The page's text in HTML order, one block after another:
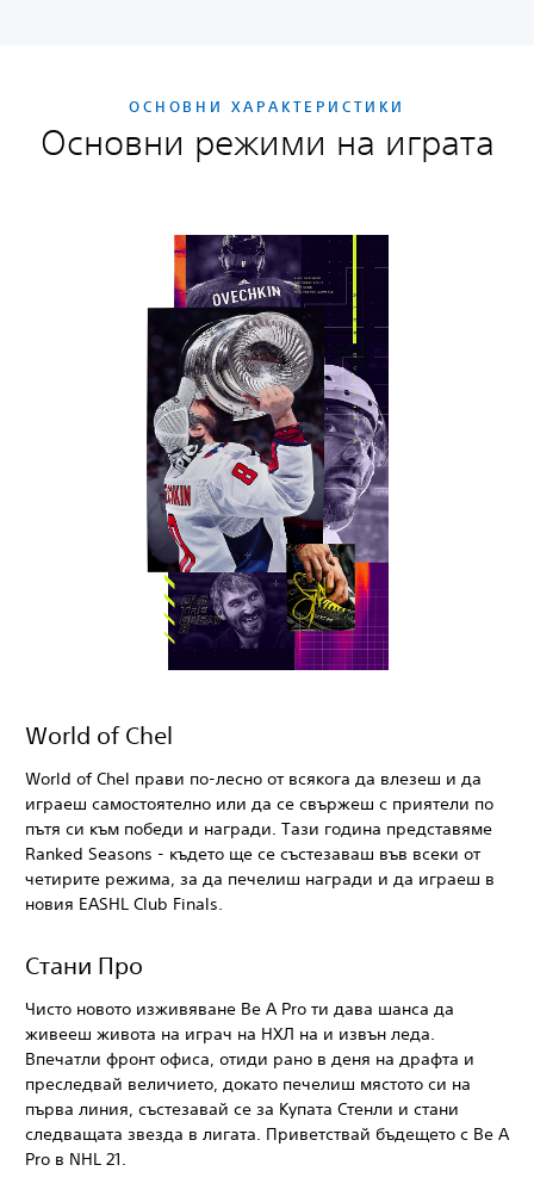
ОСНОВНИ ХАРАКТЕРИСТИКИ
Основни режими на играта
World of Chel
World of Chel прави по-лесно от всякога да влезеш и да
играеш самостоятелно или да се свържеш с приятели по
пътя си към победи и награди. Тази година представяме
Ranked Seasons - където ще се състезаваш във всеки от
четирите режима, за да печелиш награди и да играеш в
новия EASHL Club Finals.
Стани Про
Чисто новото изживяване Be A Pro ти дава шанса да
живееш живота на играч на НХЛ на и извън леда.
Впечатли фронт офиса, отиди рано в деня на драфта и
преследвай величието, докато печелиш мястото си на
първа линия, състезавай се за Купата Стенли и стани
следващата звезда в лигата. Приветствай бъдещето с Be A
Pro в NHL 21.